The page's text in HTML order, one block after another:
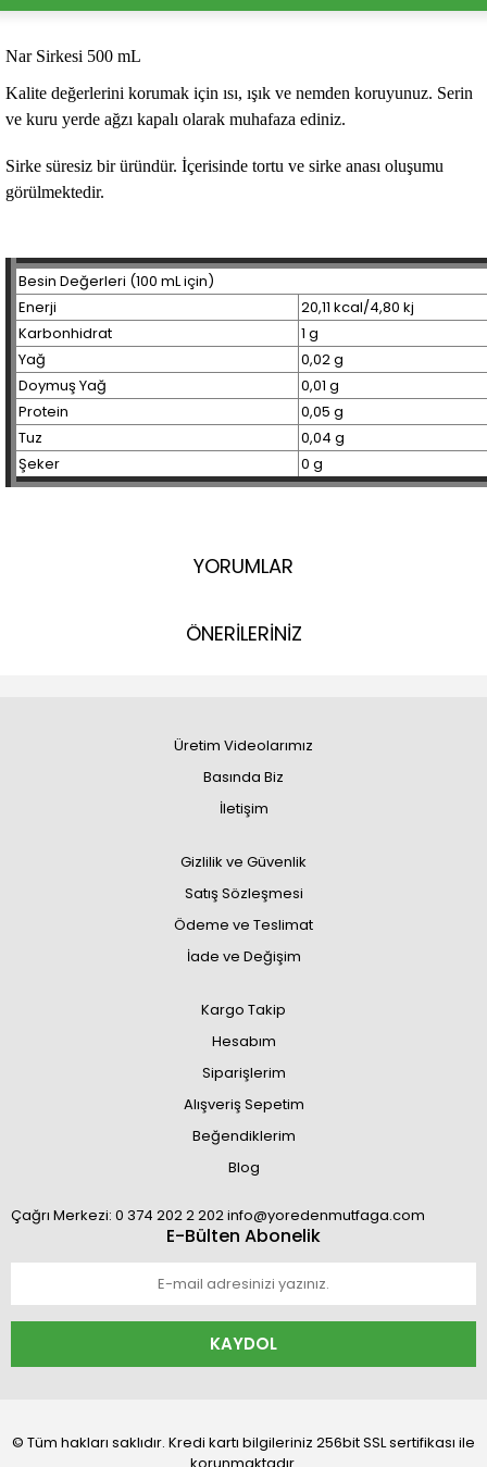
Nar Sirkesi 500 mL
Kalite değerlerini korumak için ısı, ışık ve nemden koruyunuz. Serin
ve kuru yerde ağzı kapalı olarak muhafaza ediniz.
Sirke süresiz bir üründür. İçerisinde tortu ve sirke anası oluşumu
görülmektedir.
Besin Değerleri (100 mL için)
Enerji
20,11 kcal/4,80 kj
Karbonhidrat
1 g
Yağ
0,02 g
Doymuş Yağ
0,01 g
Protein
0,05 g
Tuz
0,04 g
Şeker
0 g
YORUMLAR
ÖNERİLERİNİZ
Üretim Videolarımız
Basında Biz
İletişim
Gizlilik ve Güvenlik
Satış Sözleşmesi
Ödeme ve Teslimat
İade ve Değişim
Kargo Takip
Hesabım
Siparişlerim
Alışveriş Sepetim
Beğendiklerim
Blog
Çağrı Merkezi: 0 374 202 2 202 info@yoredenmutfaga.com
E-Bülten Abonelik
KAYDOL
© Tüm hakları saklıdır. Kredi kartı bilgileriniz 256bit SSL sertifikası ile